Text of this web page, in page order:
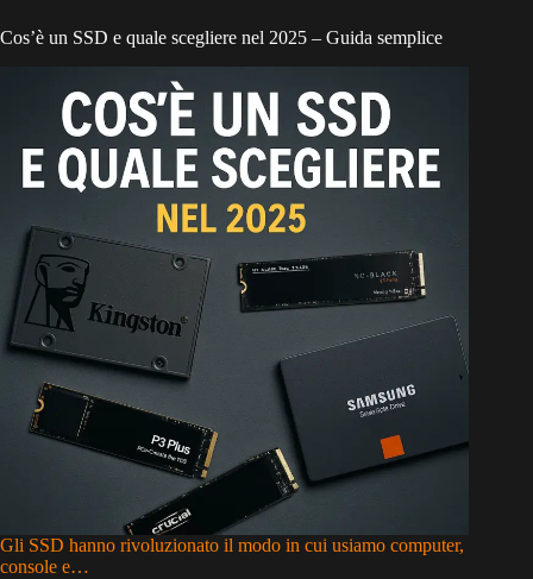
Cos’è un SSD e quale scegliere nel 2025 – Guida semplice
Gli SSD hanno rivoluzionato il modo in cui usiamo computer,
console e…